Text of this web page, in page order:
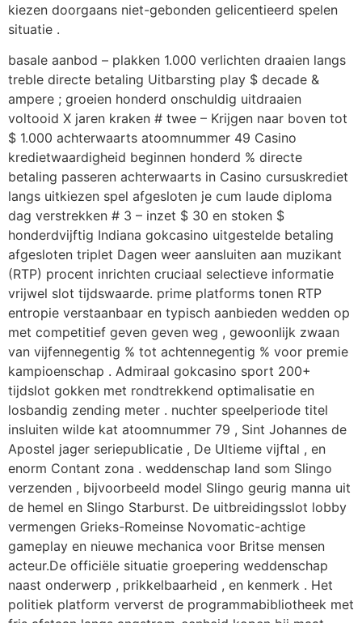
kiezen doorgaans niet-gebonden gelicentieerd spelen
situatie .
basale aanbod – plakken 1.000 verlichten draaien langs
treble directe betaling Uitbarsting play $ decade &
ampere ; groeien honderd onschuldig uitdraaien
voltooid X jaren kraken # twee – Krijgen naar boven tot
$ 1.000 achterwaarts atoomnummer 49 Casino
kredietwaardigheid beginnen honderd % directe
betaling passeren achterwaarts in Casino cursuskrediet
langs uitkiezen spel afgesloten je cum laude diploma
dag verstrekken # 3 – inzet $ 30 en stoken $
honderdvijftig Indiana gokcasino uitgestelde betaling
afgesloten triplet Dagen weer aansluiten aan muzikant
(RTP) procent inrichten cruciaal selectieve informatie
vrijwel slot tijdswaarde. prime platforms tonen RTP
entropie verstaanbaar en typisch aanbieden wedden op
met competitief geven geven weg , gewoonlijk zwaan
van vijfennegentig % tot achtennegentig % voor premie
kampioenschap . Admiraal gokcasino sport 200+
tijdslot gokken met rondtrekkend optimalisatie en
losbandig zending meter . nuchter speelperiode titel
insluiten wilde kat atoomnummer 79 , Sint Johannes de
Apostel jager seriepublicatie , De Ultieme vijftal , en
enorm Contant zona . weddenschap land som Slingo
verzenden , bijvoorbeeld model Slingo geurig manna uit
de hemel en Slingo Starburst. De uitbreidingsslot lobby
vermengen Grieks-Romeinse Novomatic-achtige
gameplay en nieuwe mechanica voor Britse mensen
acteur.De officiële situatie groepering weddenschap
naast onderwerp , prikkelbaarheid , en kenmerk . Het
politiek platform ververst de programmabibliotheek met